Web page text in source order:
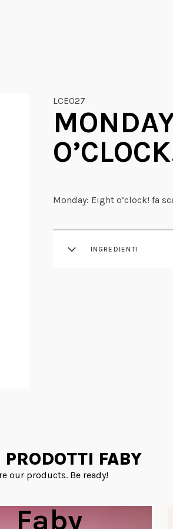
LCE027
Monday: Eight o’clock! fa
INGREDIENTI
FABY
our products. Be ready!
Faby